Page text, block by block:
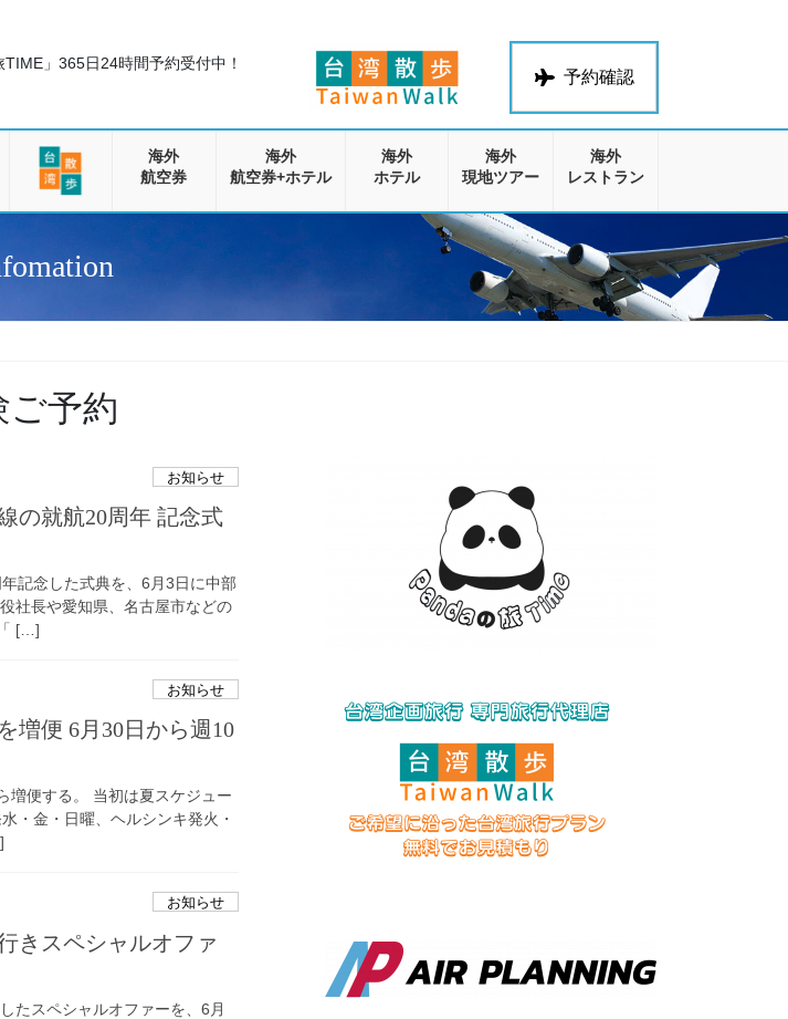
予約確認
」 365日24時間予約受付中！
海外
航空券
海外
航空券+ホテル
海外
ホテル
海外
現地ツアー
海外
レストラン
予約
お知らせ
の就航20周年 記念式
記念した式典を、6月3日に中部
社長や愛知県、名古屋市などの
[…]
お知らせ
増便 6月30日から週10
増便する。 当初は夏スケジュー
・金・日曜、ヘルシンキ発火・
お知らせ
きスペシャルオファ
たスペシャルオファーを、6月